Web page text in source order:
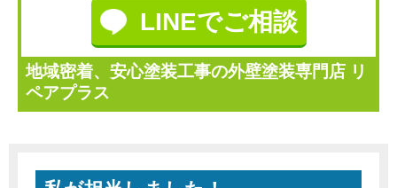
LINEでご相談
地域密着、安心塗装工事の外壁塗装専門店 リ
ペアプラス